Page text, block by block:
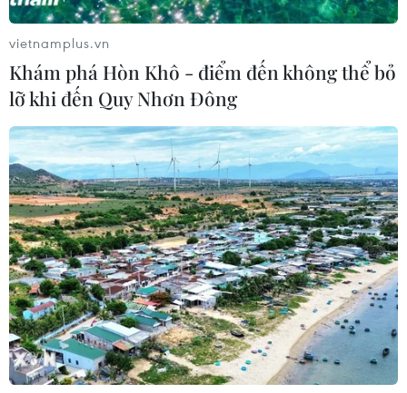
07/08/2026 14:52
Indonesia không áp thuế chống bán
phá giá với nhựa từ Việt Nam
07/08/2026 14:45
Giá vàng hướng tới tuần tăng mạnh
nhất kể từ tháng 1/2026
07/08/2026 08:14
Giá vàng trong nước giảm nhẹ,
thương hiệu SJC lùi về ngưỡng 142,2
vietnamplus.vn
Khám phá Hòn Khô - điểm đến không thể bỏ
lỡ khi đến Quy Nhơn Đông